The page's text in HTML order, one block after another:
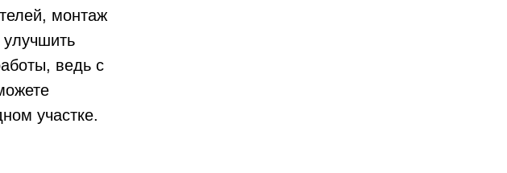
монтаж
улучшить
ведь с
участке.